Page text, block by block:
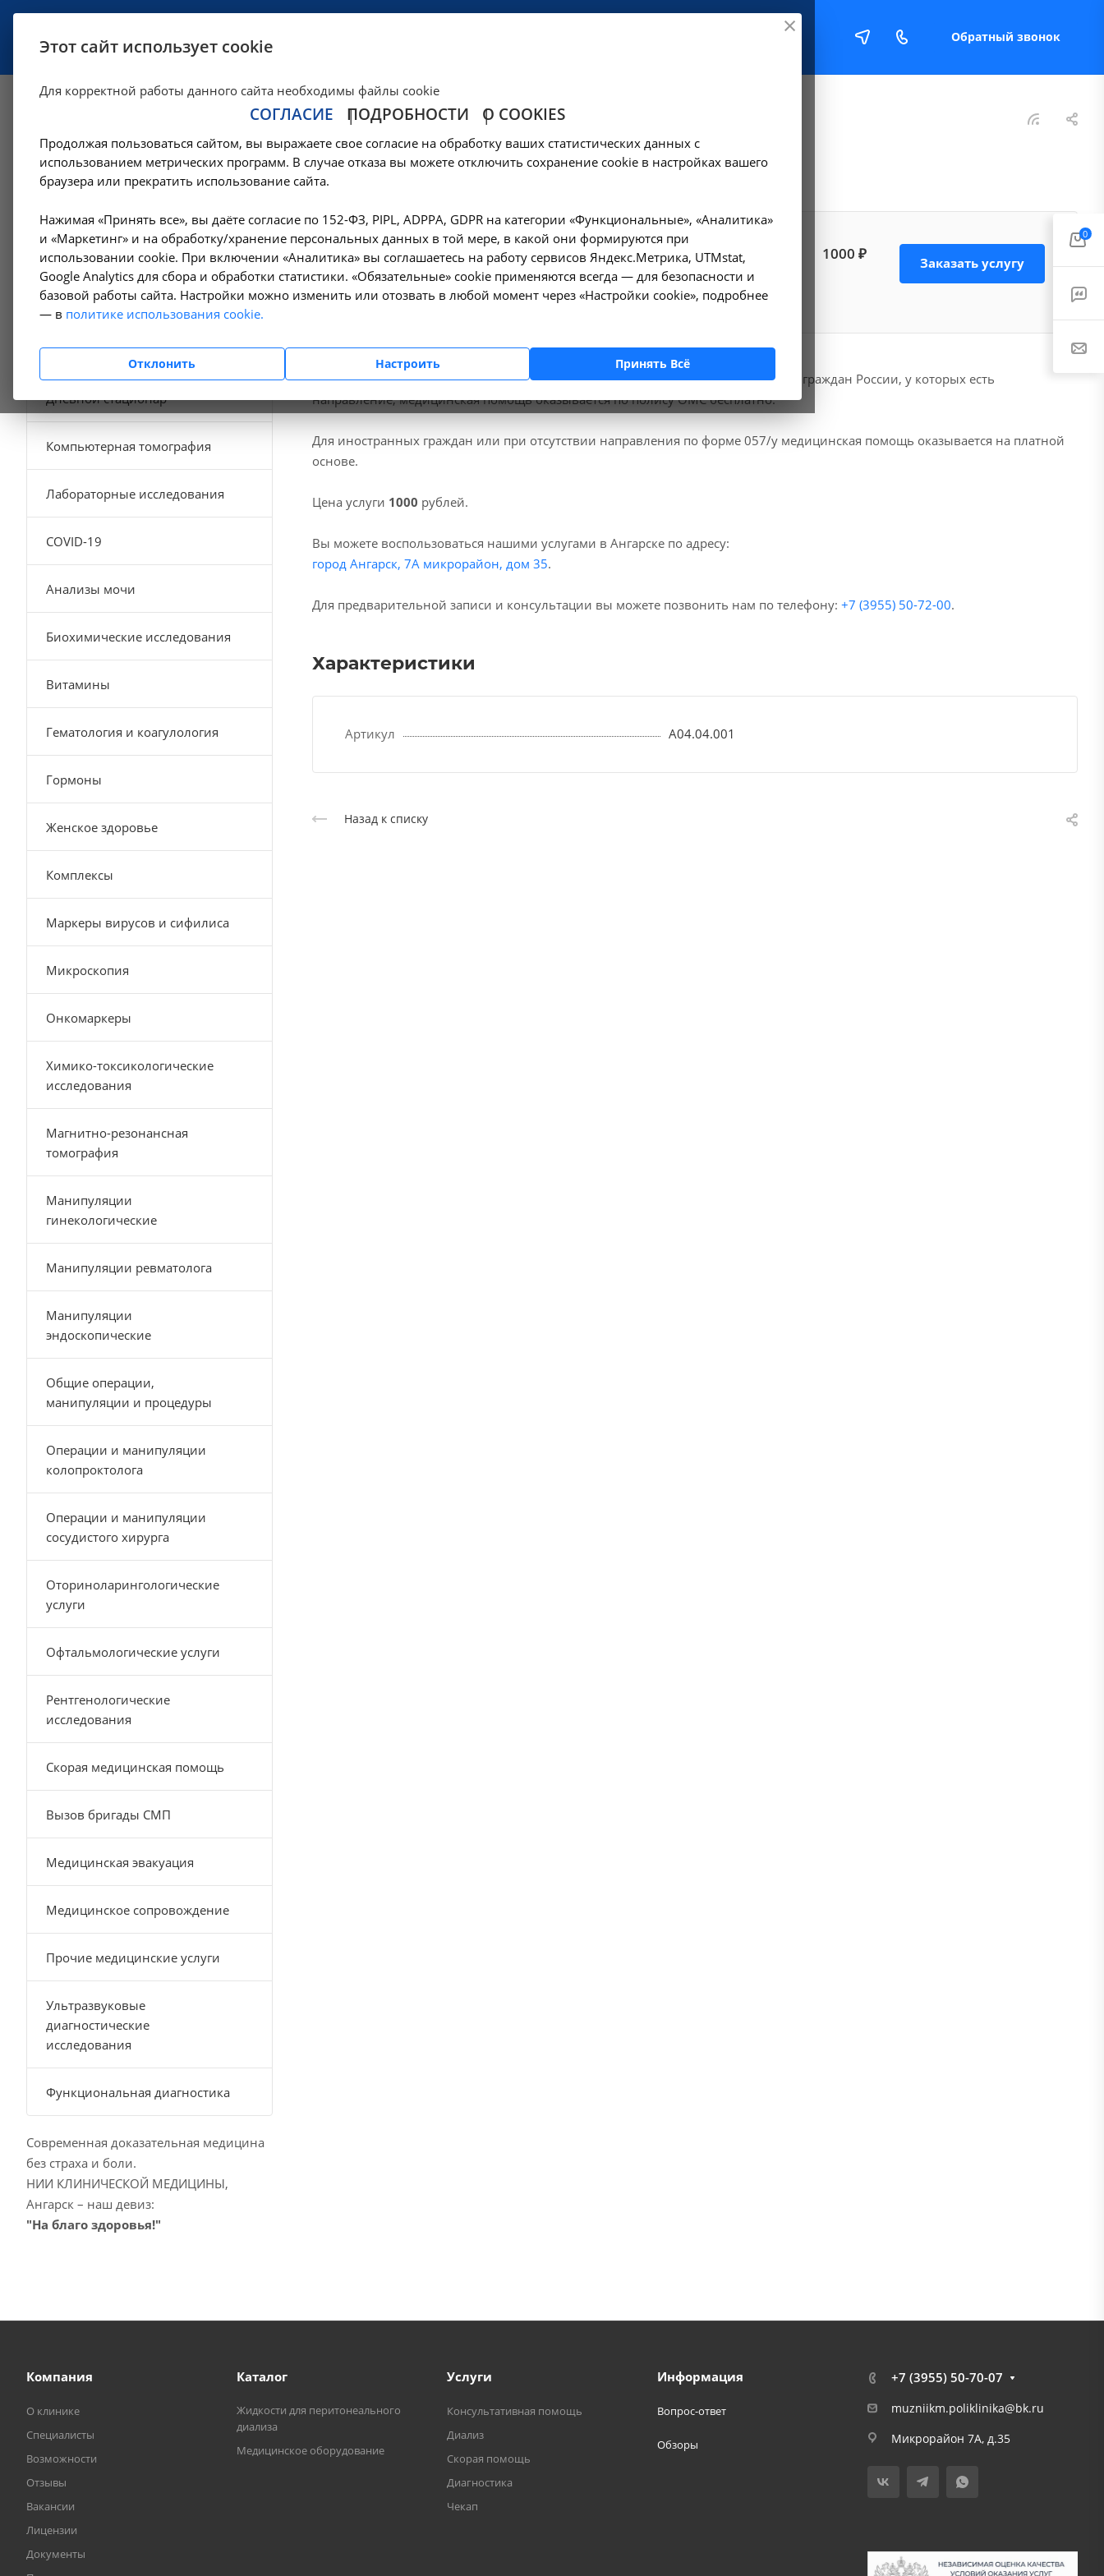
Обратный звонок
УЗИ сустава - A04.04.001 в Ангарске
Цены в Ангарске — Ультразвуковые диагностические исследования в Ангарске, НИИКМ — УЗИ сустава - A04.04.001 в Ангарске
Оформите заявку на сайте, мы свяжемся с вами в
ближайшее время и ответим на все интересующие
вопросы.
1000 ₽ Заказать услугу
В наших клиниках мы проводимузи сустава, код услуги (НМУ)A04.04.001. Для граждан России, у которых есть
направление, медицинская помощь оказывается по полису ОМС бесплатно.
Для иностранных граждан или при отсутствии направления по форме 057/у медицинская помощь оказывается на платной
основе.
Цена услуги 1000 рублей.
Вы можете воспользоваться нашими услугами в Ангарске по адресу:
город Ангарск, 7А микрорайон, дом 35.
Для предварительной записи и консультации вы можете позвонить нам по телефону: +7 (3955) 50-72-00.
Характеристики
Артикул A04.04.001
Назад к списку
Амбулаторно-
поликлинические услуги
Гемодиализ
Денситометрия
Дневной стационар
Компьютерная томография
Лабораторные исследования
COVID-19
Анализы мочи
Биохимические исследования
Витамины
Гематология и коагулология
Гормоны
Женское здоровье
Комплексы
Маркеры вирусов и сифилиса
Микроскопия
Онкомаркеры
Химико-токсикологические
исследования
Магнитно-резонансная
томография
Манипуляции
гинекологические
Манипуляции ревматолога
Манипуляции
эндоскопические
Общие операции,
манипуляции и процедуры
Операции и манипуляции
колопроктолога
Операции и манипуляции
сосудистого хирурга
Оториноларингологические
услуги
Офтальмологические услуги
Рентгенологические
исследования
Скорая медицинская помощь
Вызов бригады СМП
Медицинская эвакуация
Медицинское сопровождение
Прочие медицинские услуги
Ультразвуковые
диагностические
исследования
Функциональная диагностика
Современная доказательная медицина
без страха и боли.
НИИ КЛИНИЧЕСКОЙ МЕДИЦИНЫ,
Ангарск – наш девиз:
"На благо здоровья!"
Компания
О клинике
Специалисты
Возможности
Отзывы
Вакансии
Лицензии
Документы
Каталог
Жидкости для перитонеального
диализа
Медицинское оборудование
Услуги
Консультативная помощь
Диализ
Скорая помощь
Диагностика
Чекап
Информация
Вопрос-ответ
Обзоры
+7 (3955) 50-70-07
muzniikm.poliklinika@bk.ru
Микрорайон 7А, д.35
0
Этот сайт использует cookie
Для корректной работы данного сайта необходимы файлы cookie
СОГЛАСИЕ ПОДРОБНОСТИ О COOKIES
Продолжая пользоваться сайтом, вы выражаете свое согласие на обработку ваших статистических данных с
использованием метрических программ. В случае отказа вы можете отключить сохранение cookie в настройках вашего
браузера или прекратить использование сайта.
Нажимая «Принять все», вы даёте согласие по 152-ФЗ, PIPL, ADPPA, GDPR на категории «Функциональные», «Аналитика»
и «Маркетинг» и на обработку/хранение персональных данных в той мере, в какой они формируются при
использовании cookie. При включении «Аналитика» вы соглашаетесь на работу сервисов Яндекс.Метрика, UTMstat,
Google Analytics для сбора и обработки статистики. «Обязательные» cookie применяются всегда — для безопасности и
базовой работы сайта. Настройки можно изменить или отозвать в любой момент через «Настройки cookie», подробнее
— в политике использования cookie.
Отклонить Настроить Принять Всё